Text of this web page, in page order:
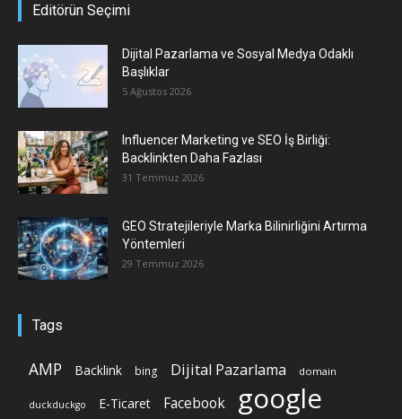
Editörün Seçimi
Dijital Pazarlama ve Sosyal Medya Odaklı
Başlıklar
5 Ağustos 2026
Influencer Marketing ve SEO İş Birliği:
Backlinkten Daha Fazlası
31 Temmuz 2026
GEO Stratejileriyle Marka Bilinirliğini Artırma
Yöntemleri
29 Temmuz 2026
Tags
AMP Backlink bing Dijital Pazarlama domain
duckduckgo E-Ticaret Facebook google